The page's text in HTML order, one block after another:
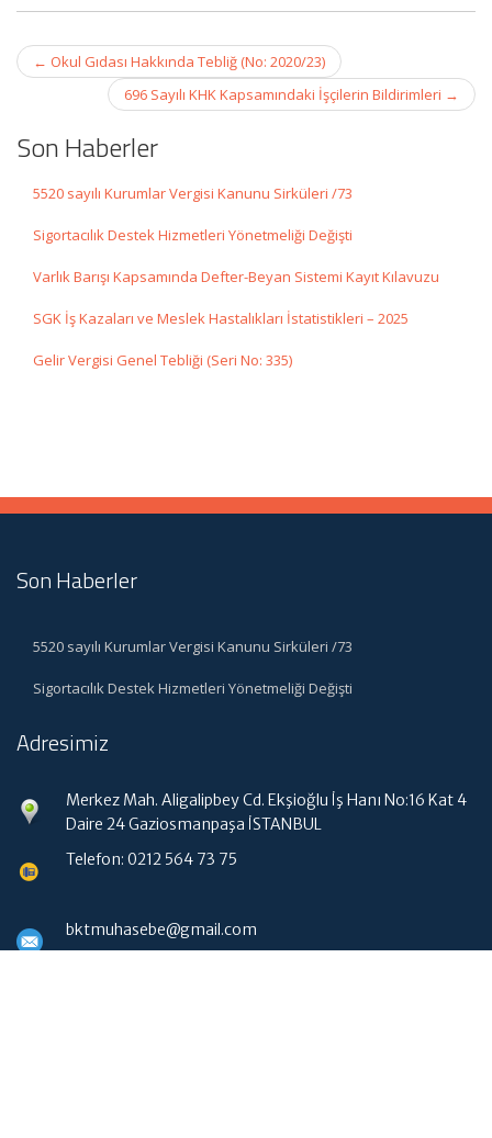
Post
navigation
← Okul Gıdası Hakkında Tebliğ (No: 2020/23)
696 Sayılı KHK Kapsamındaki İşçilerin Bildirimleri →
Son Haberler
5520 sayılı Kurumlar Vergisi Kanunu Sirküleri /73
Sigortacılık Destek Hizmetleri Yönetmeliği Değişti
Varlık Barışı Kapsamında Defter-Beyan Sistemi Kayıt Kılavuzu
SGK İş Kazaları ve Meslek Hastalıkları İstatistikleri – 2025
Gelir Vergisi Genel Tebliği (Seri No: 335)
Son Haberler
5520 sayılı Kurumlar Vergisi Kanunu Sirküleri /73
Sigortacılık Destek Hizmetleri Yönetmeliği Değişti
Adresimiz
Merkez Mah. Aligalipbey Cd. Ekşioğlu İş Hanı No:16 Kat 4
Daire 24 Gaziosmanpaşa İSTANBUL
Telefon: 0212 564 73 75
bktmuhasebe@gmail.com